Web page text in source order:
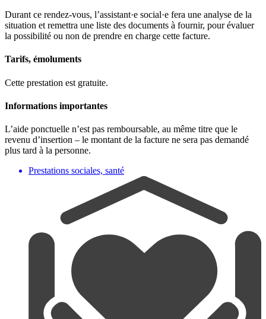
Durant ce rendez-vous, l’assistant·e social·e fera une analyse de la
situation et remettra une liste des documents à fournir, pour évaluer
la possibilité ou non de prendre en charge cette facture.
Tarifs, émoluments
Cette prestation est gratuite.
Informations importantes
L’aide ponctuelle n’est pas remboursable, au même titre que le
revenu d’insertion – le montant de la facture ne sera pas demandé
plus tard à la personne.
Prestations sociales, santé